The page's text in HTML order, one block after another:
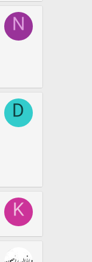
N
D
K